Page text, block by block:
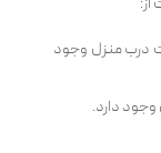
درب منزل وجود
دارد.